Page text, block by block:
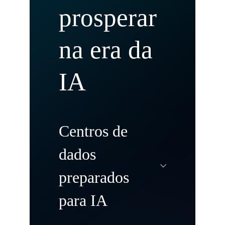
prosperar
na era da
IA
Centros de
dados
preparados
para IA